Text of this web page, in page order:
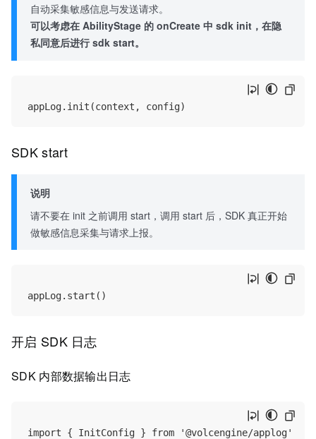
自动采集敏感信息与发送请求。
可以考虑在 AbilityStage 的 onCreate 中 sdk init，在隐
私同意后进行 sdk start。
SDK start
说明
请不要在 init 之前调用 start，调用 start 后，SDK 真正开始
做敏感信息采集与请求上报。
开启 SDK 日志
SDK 内部数据输出日志
import { InitConfig } from '@volcengine/applog'